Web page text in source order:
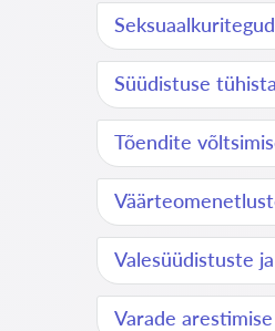
Süüdistuse
Tõendite
Valesüüdistuste
Varade